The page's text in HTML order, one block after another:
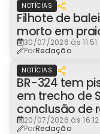
NOTÍCIAS
Filhote de
morto em
30/07/2026 às 11:51
PorRedação
NOTÍCIAS
BR-324 tem
em trecho de
conclusão de
20/07/2026 às 16:12
PorRedação